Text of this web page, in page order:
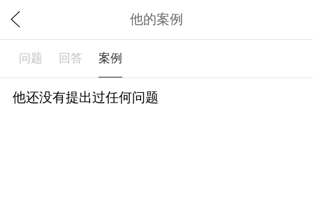
他的案例
问题 回答 案例
他还没有提出过任何问题